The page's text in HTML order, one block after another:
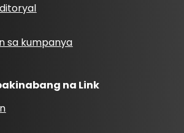
sa kumpanya
na Link